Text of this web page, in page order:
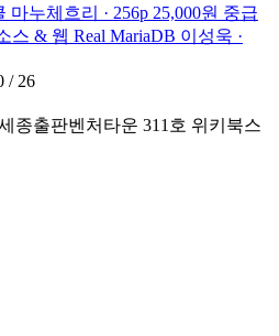
마누체흐리 · 256p 25,000원 중급
스 & 웹 Real MariaDB 이성욱 ·
/ 26
종출판벤처타운 311호 위키북스